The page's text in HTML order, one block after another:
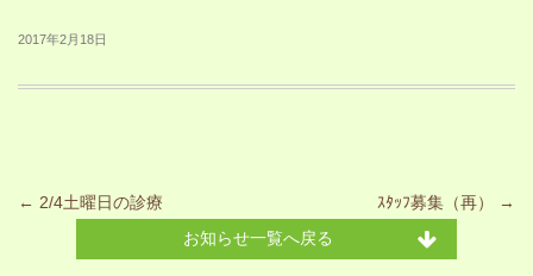
2017年2月18日
Post navigation
← 2/4土曜日の診療 ｽﾀｯﾌ募集（再）
→
お知らせ一覧へ戻る